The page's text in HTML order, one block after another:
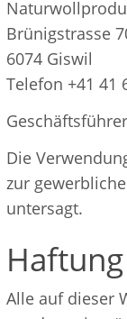
Brünigstrasse
6074 Giswil
Telefon +41 41
Die
zur
untersagt.
Haftung
Alle auf dieser